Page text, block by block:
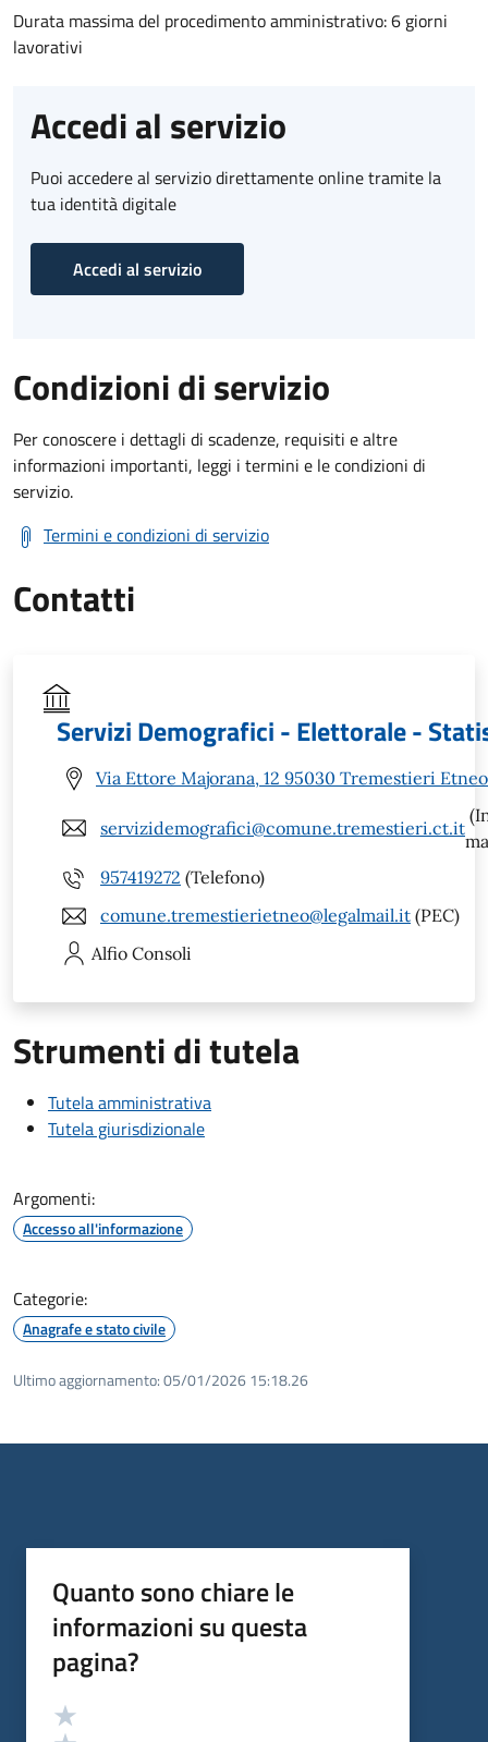
Durata massima del procedimento amministrativo: 6 giorni
lavorativi
Accedi al servizio
Puoi accedere al servizio direttamente online tramite la
tua identità digitale
Accedi al servizio
Condizioni di servizio
Per conoscere i dettagli di scadenze, requisiti e altre
informazioni importanti, leggi i termini e le condizioni di
servizio.
Termini e condizioni di servizio
Contatti
Servizi Demografici - Elettorale -
Via Ettore Majorana, 12 95030 Tremestieri
servizidemografici@comune.tremestieri.ct.it
957419272 (Telefono)
comune.tremestierietneo@legalmail.it (PEC)
Alfio Consoli
Strumenti di tutela
Tutela amministrativa
Tutela giurisdizionale
Argomenti:
Accesso all'informazione
Categorie:
Anagrafe e stato civile
Ultimo aggiornamento:05/01/2026 15:18.26
Quanto sono chiare le
informazioni su questa
pagina?
Valutazione